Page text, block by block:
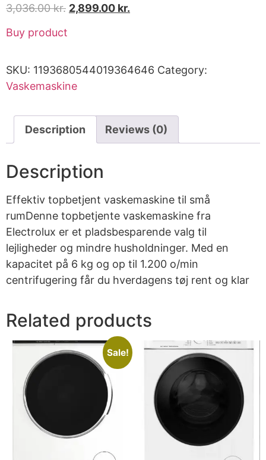
3,036.00kr. 2,899.00 kr.
Buy product
SKU: 1193680544019364646 Category:
Vaskemaskine
Description Reviews (0)
Description
Effektiv topbetjent vaskemaskine til små
rumDenne topbetjente vaskemaskine fra
Electrolux er et pladsbesparende valg til
lejligheder og mindre husholdninger. Med en
kapacitet på 6 kg og op til 1.200 o/min
centrifugering får du hverdagens tøj rent og klar
Related products
Sale!